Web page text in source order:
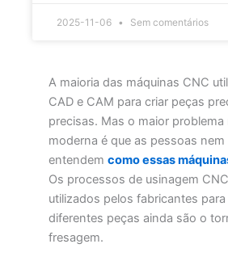
2025-11-06 Sem comentários
A maioria das máquinas CNC
CAD e CAM para criar peças
precisas. Mas o maior
moderna é que as pessoas
entendem como essas
Os processos de usinagem
utilizados pelos fabricantes
diferentes peças ainda são o
fresagem.